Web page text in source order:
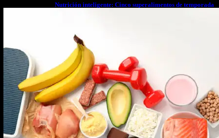
Nutrición inteligente: Cinco superalimentos de temporada